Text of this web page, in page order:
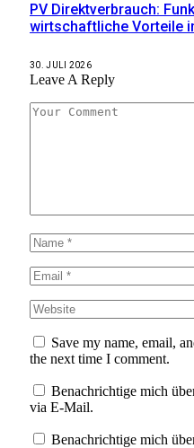
PV Direktverbrauch:
wirtschaftliche Vorteile
30. JULI 2026
Leave A Reply
Save my name, email,
the next time I comment.
Benachrichtige mich
via E-Mail.
Benachrichtige mich